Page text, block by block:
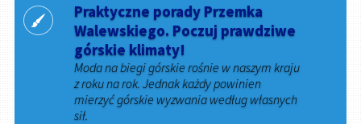
Praktyczne porady Przemka
Walewskiego. Poczuj prawdziwe
górskie klimaty!
Moda na biegi górskie rośnie w naszym kraju
z roku na rok. Jednak każdy powinien
mierzyć górskie wyzwania według własnych
sił.